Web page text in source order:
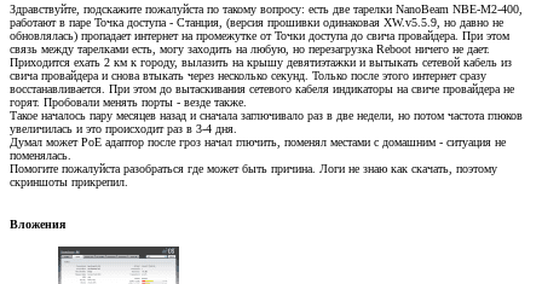
Здравствуйте, подскажите пожалуйста по такому вопросу: есть две тарелки NanoBeam NBE-M2-400,
работают в паре Точка доступа - Станция, (версия прошивки одинаковая XW.v5.5.9, но давно не
обновлялась) пропадает интернет на промежутке от Точки доступа до свича провайдера. При этом
связь между тарелками есть, могу заходить на любую, но перезагрузка Reboot ничего не дает.
Приходится ехать 2 км к городу, вылазить на крышу девятиэтажки и вытыкать сетевой кабель из
свича провайдера и снова втыкать через несколько секунд. Только после этого интернет сразу
восстанавливается. При этом до вытаскивания сетевого кабеля индикаторы на свиче провайдера не
горят. Пробовали менять порты - везде также.
Такое началось пару месяцев назад и сначала заглючивало раз в две недели, но потом частота глюков
увеличилась и это происходит раз в 3-4 дня.
Думал может PoE адаптор после гроз начал глючить, поменял местами с домашним - ситуация не
поменялась.
Помогите пожалуйста разобраться где может быть причина. Логи не знаю как скачать, поэтому
скриншоты прикрепил.
Вложения